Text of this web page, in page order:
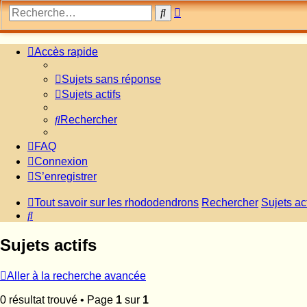
Rechercher
Recherche
Accès rapide
Sujets sans réponse
Sujets actifs
Rechercher
FAQ
Connexion
S’enregistrer
Tout savoir sur les rhododendrons Rechercher Sujets
Rechercher
Sujets actifs
Aller à la recherche avancée
0 résultat trouvé • Page 1 sur 1